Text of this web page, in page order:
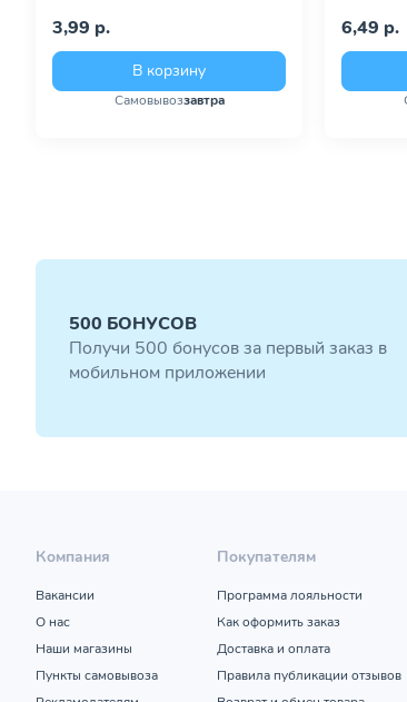
3,99 р.
В корзину
Самовывоззавтра
6,49 р.
500 БОНУСОВ
Получи 500 бонусов за первый заказ в
мобильном приложении
Компания
Вакансии
О нас
Наши магазины
Пункты самовывоза
Покупателям
Программа лояльности
Как оформить заказ
Доставка и оплата
Правила публикации отзывов